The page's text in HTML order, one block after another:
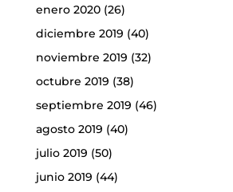
enero 2020(26)
diciembre 2019 (40)
noviembre 2019 (32)
octubre 2019 (38)
septiembre 2019 (46)
agosto 2019 (40)
julio 2019 (50)
junio 2019 (44)